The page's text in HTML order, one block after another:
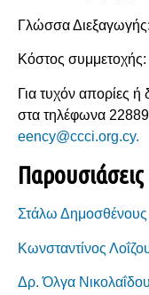
Γλώσσα
Κόστος
Για τυχόν απορίες ή
στα τηλέφωνα
eency@ccci.org.cy.
Παρουσιάσεις
Στάλω Δημοσθένους
Κωνσταντίνος
Δρ. Όλγα Νικολαΐδου